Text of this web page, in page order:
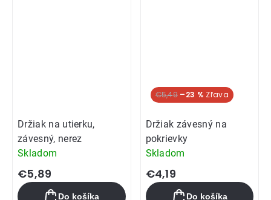
Držiak na utierku,
závesný, nerez
Skladom
€5,89
Do košíka
€5,49 –23 %
Držiak závesný na
pokrievky
Skladom
€4,19
Do košíka